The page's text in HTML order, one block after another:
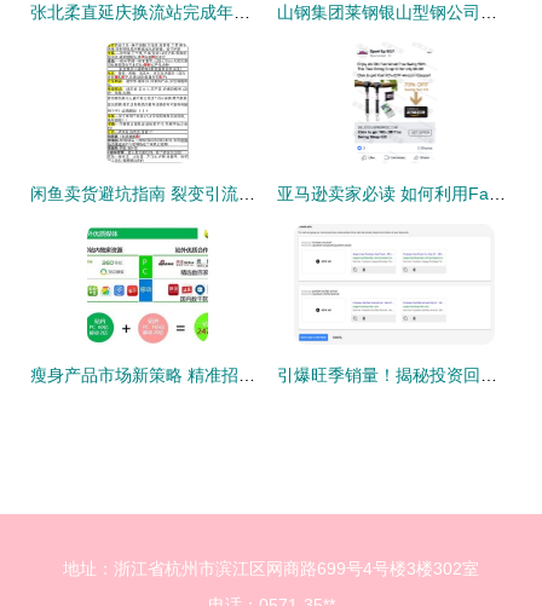
地址：浙江省杭州市滨江区网商路699号4号楼3楼302室